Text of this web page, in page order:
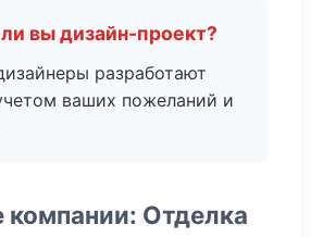
вы дизайн-проект?
разработают
ваших пожеланий и
Отделка